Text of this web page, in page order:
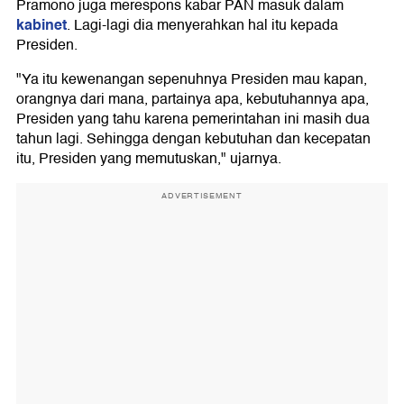
Pramono juga merespons kabar PAN masuk dalam
kabinet. Lagi-lagi dia menyerahkan hal itu kepada
Presiden.
"Ya itu kewenangan sepenuhnya Presiden mau kapan,
orangnya dari mana, partainya apa, kebutuhannya apa,
Presiden yang tahu karena pemerintahan ini masih dua
tahun lagi. Sehingga dengan kebutuhan dan kecepatan
itu, Presiden yang memutuskan," ujarnya.
ADVERTISEMENT